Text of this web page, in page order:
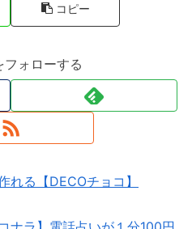
コピー
ォローする
れる【DECOチョコ】